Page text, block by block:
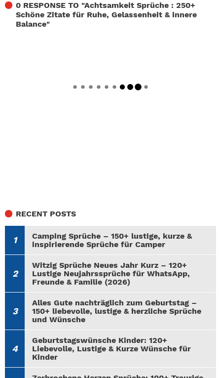
0 RESPONSE TO "Achtsamkeit Sprüche : 250+
Schöne Zitate für Ruhe, Gelassenheit & innere
Balance"
RECENT POSTS
Camping Sprüche – 150+ lustige, kurze &
inspirierende Sprüche für Camper
Witzig Sprüche Neues Jahr Kurz – 120+
Lustige Neujahrssprüche für WhatsApp,
Freunde & Familie (2026)
Alles Gute nachträglich zum Geburtstag –
150+ liebevolle, lustige & herzliche Sprüche
und Wünsche
Geburtstagswünsche Kinder: 120+
Liebevolle, Lustige & Kurze Wünsche für
Kinder